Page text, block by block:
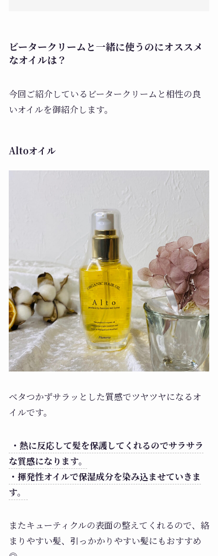
ビータークリームと一緒に使うのにオススメ
なオイルは？
今回ご紹介しているビータークリームと相性の良
いオイルを御紹介します。
Altoオイル
ベタつかずサラッとした質感でツヤツヤになるオ
イルです。
・熱に反応して髪を保護してくれるのでサラサラ
な質感になります。
・揮発性オイルで保湿成分を染み込ませていきま
す。
またキューティクルの表面の整えてくれるので、絡
まりやすい髪、引っかかりやすい髪にもおすすめ